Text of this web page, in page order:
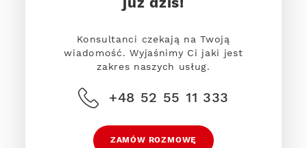
już dziś!
Konsultanci czekają na Twoją
wiadomość. Wyjaśnimy Ci jaki jest
zakres naszych usług.
+48 52 55 11 333
ZAMÓW ROZMOWĘ